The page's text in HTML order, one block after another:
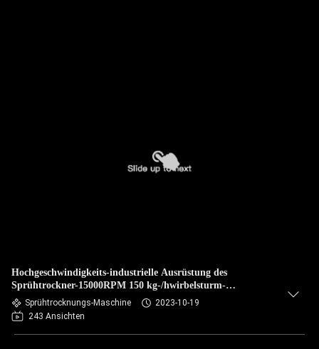
Hochgeschwindigkeits-industrielle Ausrüstung des
Sprühtrockner-15000RPM 150 kg-/hwirbelsturm-
Sprühtrockner
Sprühtrocknungs-Maschine
2023-10-19
243 Ansichten